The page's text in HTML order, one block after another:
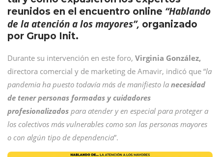
reunidos en el encuentro online “Hablando
de la atención a los mayores”, organizado
por Grupo Init.
Durante su intervención en este foro, Virginia González,
directora comercial y de marketing de Amavir, indicó que “la
pandemia ha puesto todavía más de manifiesto la necesidad
de tener personas formadas y cuidadores
profesionalizados para atender y en especial para proteger a
los colectivos más vulnerables como son las personas mayores
o con algún tipo de dependencia”.